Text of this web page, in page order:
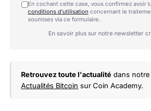
En cochant cette case, vous confirmez avoir
conditions d'utilisation concernant le
soumises via ce formulaire.
En savoir plus sur notre newsletter
Retrouvez toute l'actualité dans
Actualités Bitcoin sur Coin Academy.